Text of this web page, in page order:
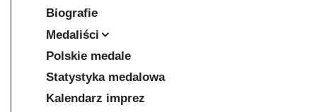
Biografie
Medaliści
Polskie medale
Statystyka medalowa
Kalendarz imprez